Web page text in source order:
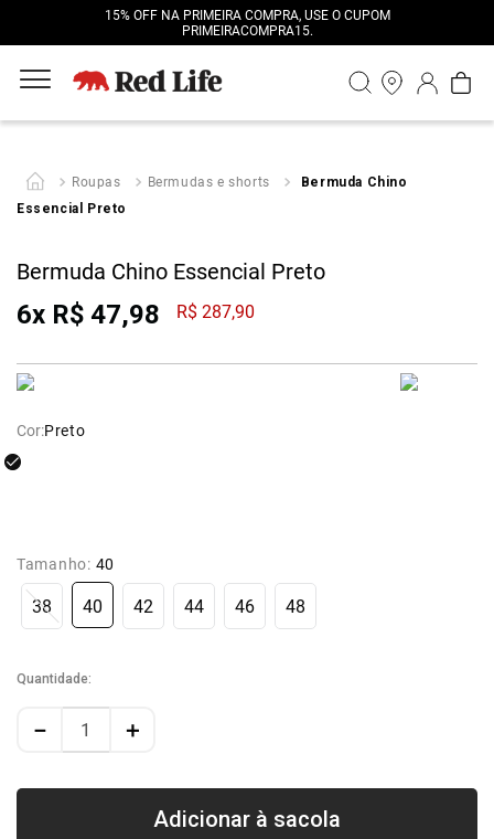
15% OFF NA PRIMEIRA COMPRA, USE O CUPOM
PRIMEIRACOMPRA15.
Roupas Bermudas e shorts
Bermuda Chino
Essencial Preto
Bermuda Chino Essencial Preto
6x R$ 47,98 R$ 287,90
Cor:Preto
Tamanho: 40
38 40 42 44 46 48
Quantidade
＋
－